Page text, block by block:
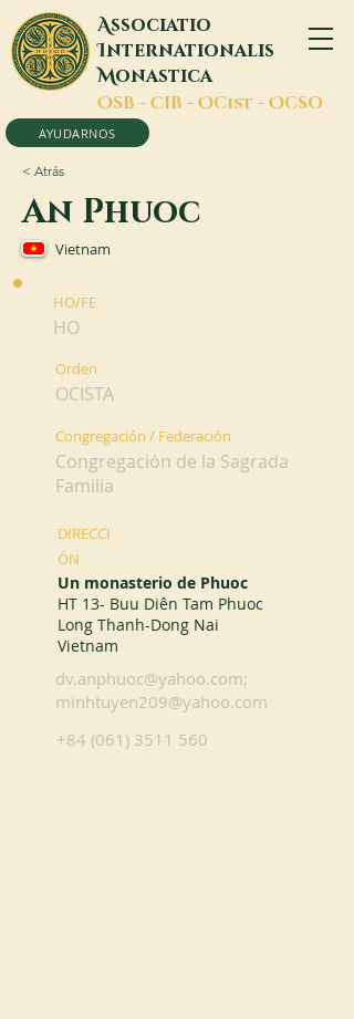
Associatio
Internationalis
Monastica
OSB - CIB - OCist - OCSO
AYUDARNOS
< Atrás
An Phuoc
Vietnam
HO/FE
HO
Orden
OCISTA
Congregación / Federación
Congregación de la Sagrada
Familia
DIRECCI
ÓN
Un monasterio de Phuoc
HT 13- Buu Diên Tam Phuoc
Long Thanh-Dong Nai
Vietnam
dv.anphuoc@yahoo.com;
minhtuyen209@yahoo.com
+84 (061) 3511 560